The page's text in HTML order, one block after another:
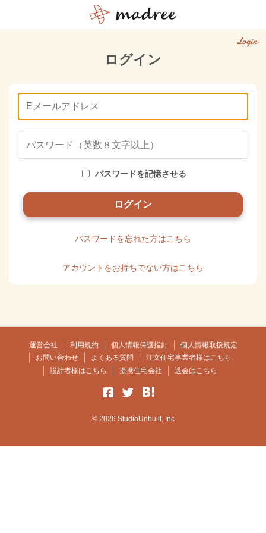
Login
ログイン
パスワードを記憶させる
パスワードを忘れた方はこちら
アカウントをお持ちでない方はこちら
運営会社 利用規約 個人情報保護指針
個人情報取扱規定
お問い合わせ
よくある質問
注文住宅事業者様はこちら
設計者様はこちら
提携住宅会社 退会はこちら
© 2026 StudioUnbuilt, Inc